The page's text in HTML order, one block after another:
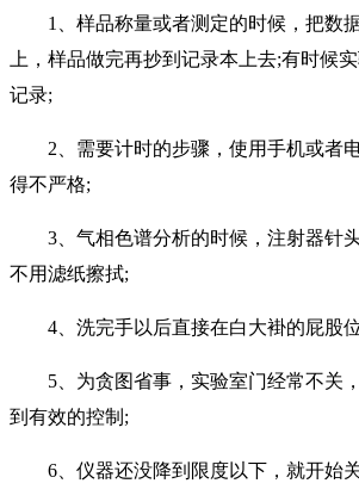
1、样品称量或者测定的时候，把数
上，样品做完再抄到记录本上去;有时候
记录;
2、需要计时的步骤，使用手机或者电
得不严格;
3、气相色谱分析的时候，注射器针头
不用滤纸擦拭;
4、洗完手以后直接在白大褂的屁股
5、为贪图省事，实验室门经常不关
到有效的控制;
6、仪器还没降到限度以下，就开始关